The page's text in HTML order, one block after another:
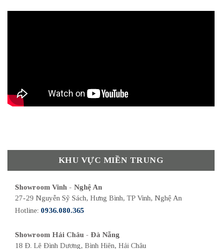
KHU VỰC MIỀN TRUNG
Showroom Vinh - Nghệ An
27-29 Nguyễn Sỹ Sách, Hưng Bình, TP Vinh, Nghệ An
Hotline: 0936.080.365
Showroom Hải Châu - Đà Nẵng
18 Đ. Lê Đình Dương, Bình Hiên, Hải Châu